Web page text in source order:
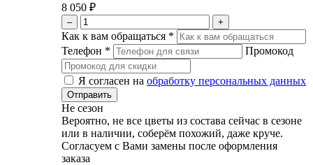
8 050 ₽
– +
Как к вам обращаться *
Телефон * Промокод
Я согласен на обработку персональных данных
Не сезон
Вероятно, не все цветы из состава сейчас в сезоне
или в наличии, соберём похожий, даже круче.
Согласуем с Вами замены после оформления
заказа